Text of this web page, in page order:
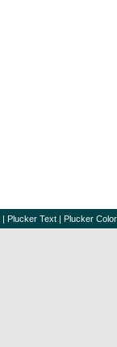
| Plucker Text | Plucker Color